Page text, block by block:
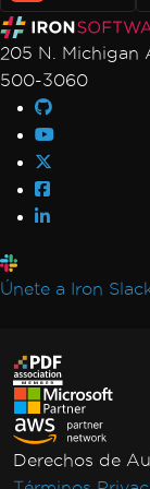
CEF/
205 N. Michigan
500-3060
Únete a Iron
Derechos de